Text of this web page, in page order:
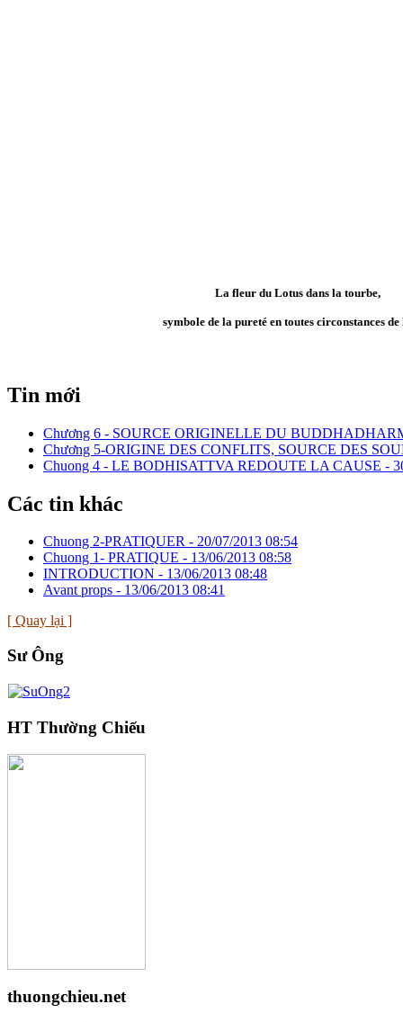
La fleur du Lotus dans la tourbe,
symbole de la pureté en toutes circonstances
Tin mới
Chương 6 - SOURCE ORIGINELLE DU
Chương 5-ORIGINE DES CONFLITS, SOURCE DES
Chuong 4 - LE BODHISATTVA REDOUTE LA CAUSE -
Các tin khác
Chuong 2-PRATIQUER - 20/07/2013 08:54
Chuong 1- PRATIQUE - 13/06/2013 08:58
INTRODUCTION - 13/06/2013 08:48
Avant props - 13/06/2013 08:41
[ Quay lại ]
Sư Ông
HT Thường Chiếu
thuongchieu.net